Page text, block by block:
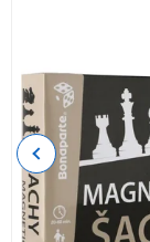
Previous